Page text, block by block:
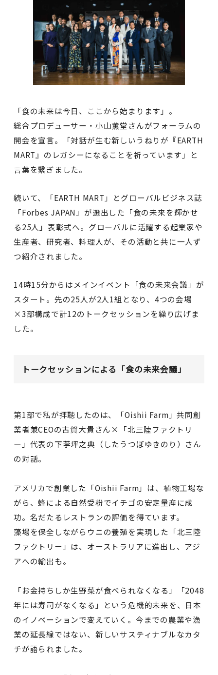
「食の未来は今日、ここから始まります」。
総合プロデューサー・小山薫堂さんがフォーラムの
開会を宣言。「対話が生む新しいうねりが『EARTH
MART』のレガシーになることを祈っています」と
言葉を繋ぎました。
続いて、「EARTH MART」とグローバルビジネス誌
「Forbes JAPAN」が選出した「食の未来を輝かせ
る25人」表彰式へ。グローバルに活躍する起業家や
生産者、研究者、料理人が、その活動と共に一人ず
つ紹介されました。
14時15分からはメインイベント「食の未来会議」が
スタート。先の25人が2人1組となり、4つの会場
×3部構成で計12のトークセッションを繰り広げま
した。
トークセッションによる「食の未来会議」
第1部で私が拝聴したのは、「Oishii Farm」共同創
業者兼CEOの古賀大貴さん×「北三陸ファクトリ
ー」代表の下荢坪之典（したうつぼゆきのり）さん
の対話。
アメリカで創業した「Oishii Farm」は、植物工場な
がら、蜂による自然受粉でイチゴの安定量産に成
功。名だたるレストランの評価を得ています。
藻場を保全しながらウニの養殖を実現した「北三陸
ファクトリー」は、オーストラリアに進出し、アジ
アへの輸出も。
「お金持ちしか生野菜が食べられなくなる」「2048
年には寿司がなくなる」という危機的未来を、日本
のイノベーションで変えていく。今までの農業や漁
業の延長線ではない、新しいサスティナブルなカタ
チが語られました。